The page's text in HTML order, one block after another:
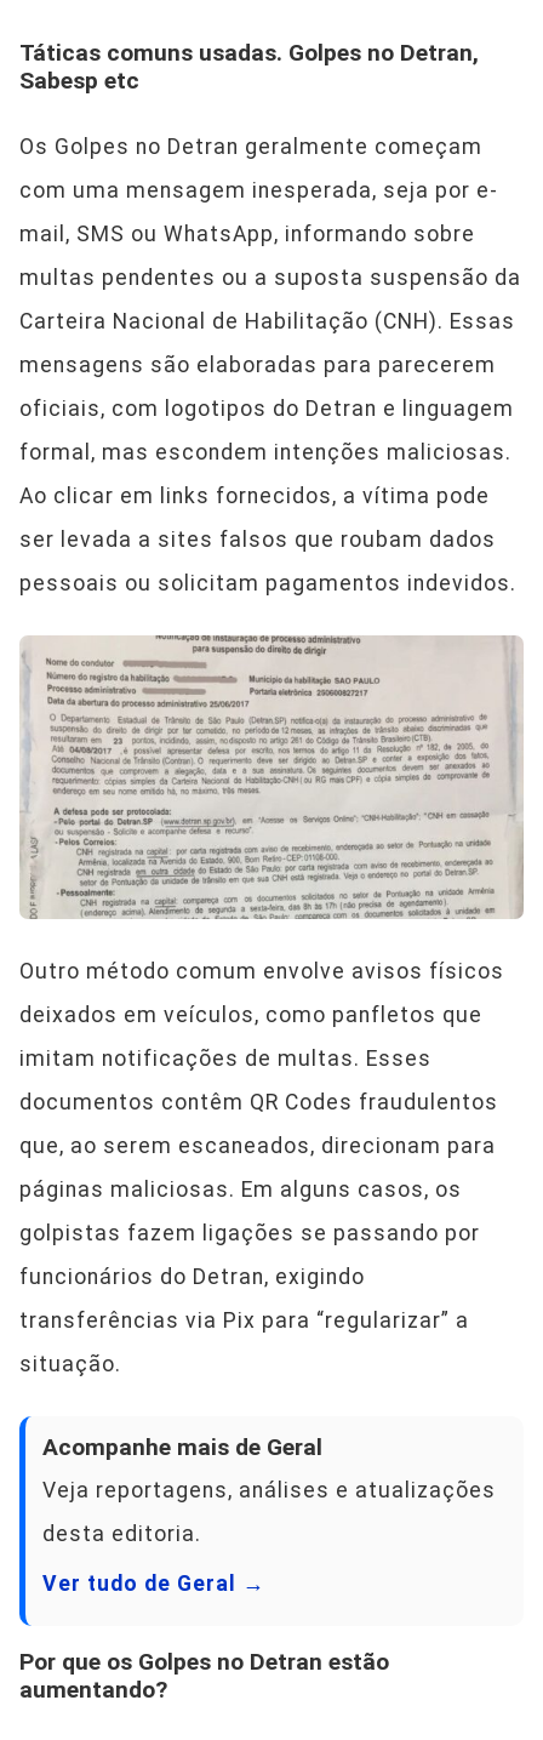
Táticas comuns usadas. Golpes no Detran,
Sabesp etc
Os Golpes no Detran geralmente começam
com uma mensagem inesperada, seja por e-
mail, SMS ou WhatsApp, informando sobre
multas pendentes ou a suposta suspensão da
Carteira Nacional de Habilitação (CNH). Essas
mensagens são elaboradas para parecerem
oficiais, com logotipos do Detran e linguagem
formal, mas escondem intenções maliciosas.
Ao clicar em links fornecidos, a vítima pode
ser levada a sites falsos que roubam dados
pessoais ou solicitam pagamentos indevidos.
Outro método comum envolve avisos físicos
deixados em veículos, como panfletos que
imitam notificações de multas. Esses
documentos contêm QR Codes fraudulentos
que, ao serem escaneados, direcionam para
páginas maliciosas. Em alguns casos, os
golpistas fazem ligações se passando por
funcionários do Detran, exigindo
transferências via Pix para “regularizar” a
situação.
Acompanhe mais de Geral
Veja reportagens, análises e atualizações
desta editoria.
Ver tudo de Geral →
Por que os Golpes no Detran estão
aumentando?